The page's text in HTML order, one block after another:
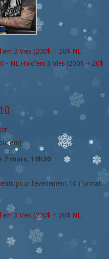
3 Vies (200$ + 20$ NL
- NL Hold'em 3 Vies (200$ + 20$
7 mars, 19h30
pour l’évènement 10 (format
3 Vies (200$ + 20$ NL